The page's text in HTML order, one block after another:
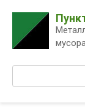
контенту